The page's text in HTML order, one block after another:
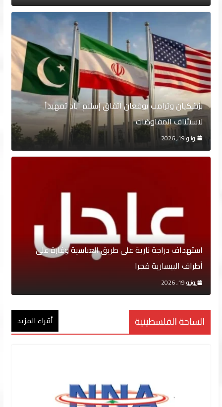
بزشكيان وترامب يوقعان اتفاق إسلام آباد تمهيداً
لاستئناف المفاوضات
يونيو 19, 2026
استهداف دراجة نارية على طريق العباسية وغارة على
أطراف البيسارية فجرا
يونيو 19, 2026
الساحة الفلسطينية أقراء المزيد